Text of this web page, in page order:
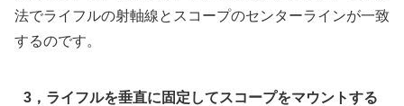
法でライフルの射軸線とスコープのセンターラインが一致
するのです。
3，ライフルを垂直に固定してスコープをマウントする